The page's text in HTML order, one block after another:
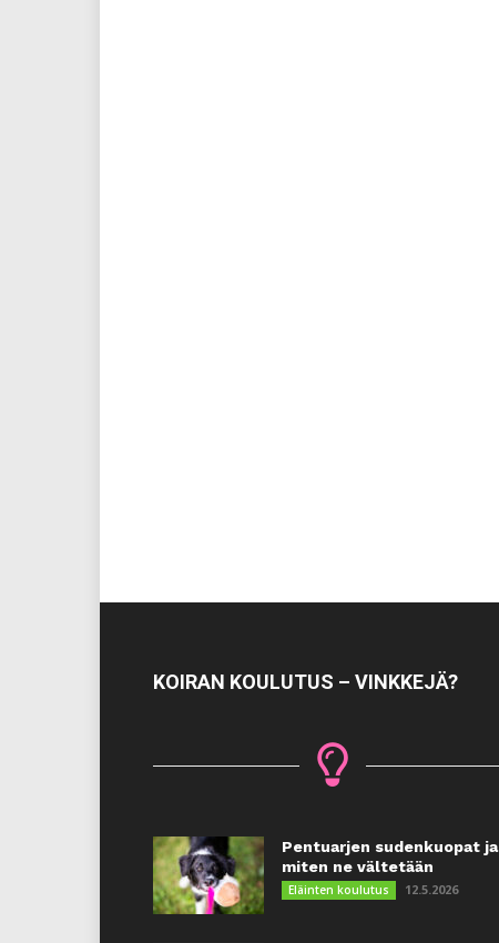
KOIRAN KOULUTUS – VINKKEJÄ?
Pentuarjen sudenkuopat ja
miten ne vältetään
Eläinten koulutus 12.5.2026